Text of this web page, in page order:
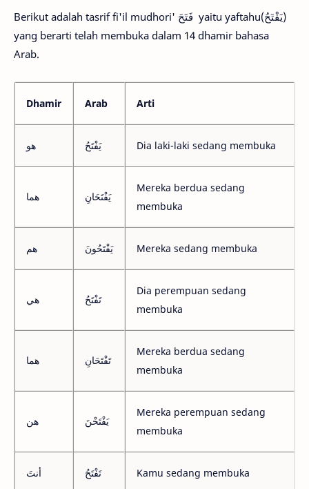
Berikut adalah tasrif fi'il mudhori' فَتَحَ yaitu yaftahu(يَفْتَحُ)
yang berarti telah membuka dalam 14 dhamir bahasa
Arab.
Dhamir Arab Arti
هو يَفْتَحُ Dia laki-laki sedang membuka
هما يَفْتَحَانِ
Mereka berdua sedang
membuka
هم يَفْتَحُونَ Mereka sedang membuka
هي تَفْتَحُ
Dia perempuan sedang
membuka
هما تَفْتَحَانِ
Mereka berdua sedang
membuka
هن يَفْتَحْنَ
Mereka perempuan sedang
membuka
أنتَ تَفْتَحُ Kamu sedang membuka